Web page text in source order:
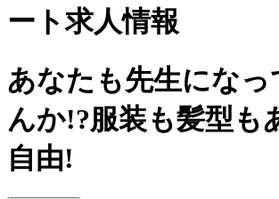
ート求人情報
あなたも先生になっ
んか!?服装も髪型も
自由!